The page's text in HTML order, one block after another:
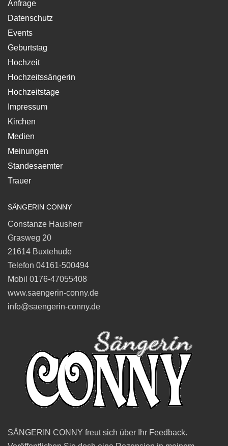
Anfrage
Datenschutz
Events
Geburtstag
Hochzeit
Hochzeitssängerin
Hochzeitstage
Impressum
Kirchen
Medien
Meinungen
Standesaemter
Trauer
SÄNGERIN CONNY
Constanze Hausherr
Grasweg 20
21614 Buxtehude
Telefon 04161-500494
Mobil 0176-47055408
www.saengerin-conny.de
info@saengerin-conny.de
SÄNGERIN CONNY freut sich über Ihr Feedback.